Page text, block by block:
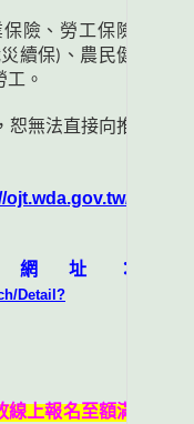
險、勞工保險
續保) 、農民健
。
恕無法直接向推
ojt.wda.gov.tw/
址：
Detail?
線上報名至額滿